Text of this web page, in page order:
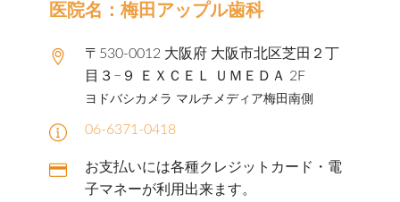
医院名：梅田アップル歯科
〒530-0012 大阪府 大阪市北区芝田２丁
目３−９ ＥＸＣＥＬ ＵＭＥＤＡ 2F
ヨドバシカメラ マルチメディア梅田南側
06-6371-0418
お支払いには各種クレジットカード・電
子マネーが利用出来ます。